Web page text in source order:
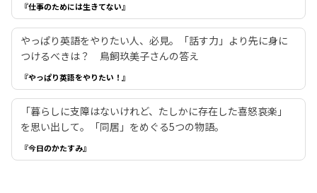
『仕事のためには生きてない』
やっぱり英語をやりたい人、必見。「話す力」より先に身に
つけるべきは？ 鳥飼玖美子さんの答え
『やっぱり英語をやりたい！』
「暮らしに支障はないけれど、たしかに存在した喜怒哀楽」
を思い出して。「同居」をめぐる5つの物語。
『今日のかたすみ』